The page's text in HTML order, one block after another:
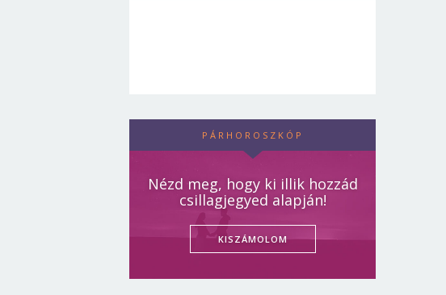
PÁRHOROSZKÓP
Nézd meg, hogy ki illik hozzád
csillagjegyed alapján!
KISZÁMOLOM